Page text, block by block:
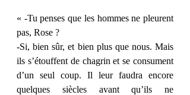
« -Tu penses que les hommes ne pleurent
pas, Rose ?
-Si, bien sûr, et bien plus que nous. Mais
ils s’étouffent de chagrin et se consument
d’un seul coup. Il leur faudra encore
quelques siècles avant qu’ils ne